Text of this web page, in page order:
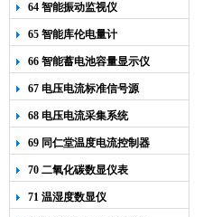
64 智能振动监视仪
65 智能库伦电量计
66 智能蓄电池容量显示仪
67 电压电流标准信号源
68 电压电流采集系统
69 同仁堂温度电流控制器
70 二氧化碳数显仪表
71 温湿度数显仪